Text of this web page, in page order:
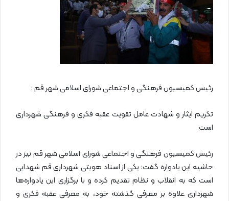
رئیس کمیسیون فرهنگی و اجتماعی شورای اسلامی شهر قم :
تکریم ایثار و شهادت عامل تقویت عقبه فکری و فرهنگی شهرداری
است
رئیس کمیسیون فرهنگی و اجتماعی شورای اسلامی شهر قم نیز در
حاشیه این یادواره گفت: یکی از اسناد هویتی شهرداری قم شهدایی
است که به انقلاب و نظام تقدیم کرده و با برگزاری این یادواره‌ها
شهرداری علاوه بر معرفی گذشته خود، به معرفی عقبه فکری و